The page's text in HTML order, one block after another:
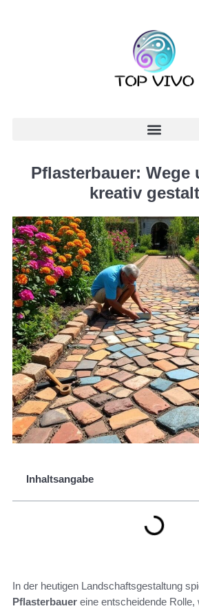
Pflasterbauer: Wege
kreativ
Inhaltsangabe
In der heutigen Landschaftsgestaltung
Pflasterbauer eine entscheidende Rolle,